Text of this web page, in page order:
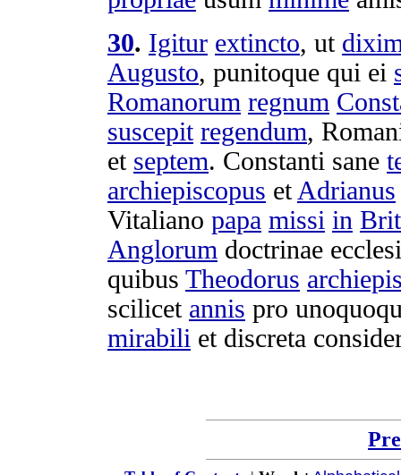
30. Igitur extincto, ut
Augusto, punitoque qui ei
Romanorum regnum
suscepit regendum,
et septem. Constanti sane
archiepiscopus et Adrianus
Vitaliano papa missi in
Anglorum doctrinae
quibus Theodorus
scilicet annis pro
mirabili et discreta